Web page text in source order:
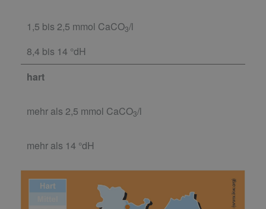
1,5 bis 2,5 mmol CaCO3/l
8,4 bis 14 °dH
hart
mehr als 2,5 mmol CaCO3/l
mehr als 14 °dH